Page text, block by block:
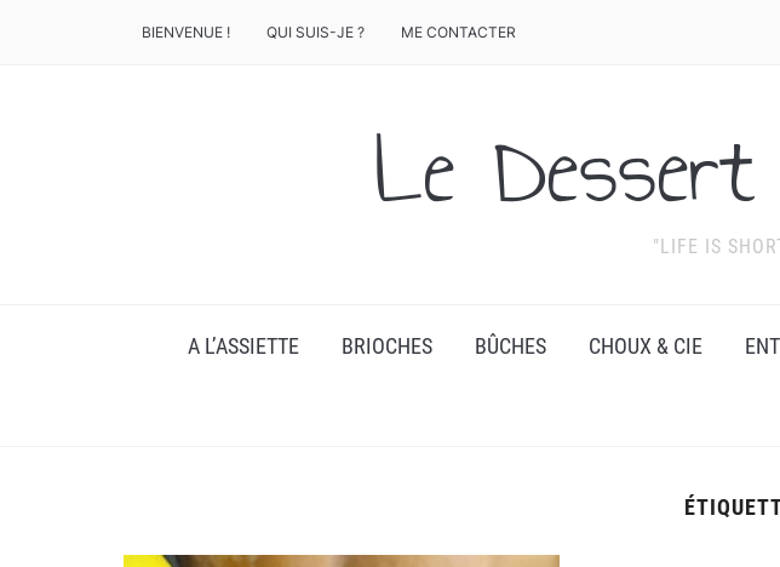
BIENVENUE ! QUI SUIS-JE ? ME CONTACTER
Le
"LIFE IS
A L’ASSIETTE BRIOCHES BÛCHES CHOUX & CIE